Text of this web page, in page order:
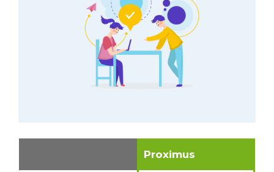
Proximus